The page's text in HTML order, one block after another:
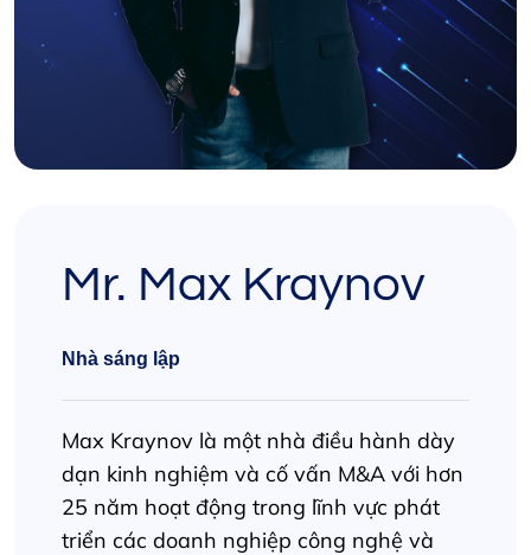
Mr. Max Kraynov
Nhà sáng lập
Max Kraynov là một nhà điều hành dày
dạn kinh nghiệm và cố vấn M&A với hơn
25 năm hoạt động trong lĩnh vực phát
triển các doanh nghiệp công nghệ và